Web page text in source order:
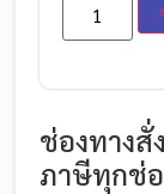
ช่องทาง
ภาษีทุกช่